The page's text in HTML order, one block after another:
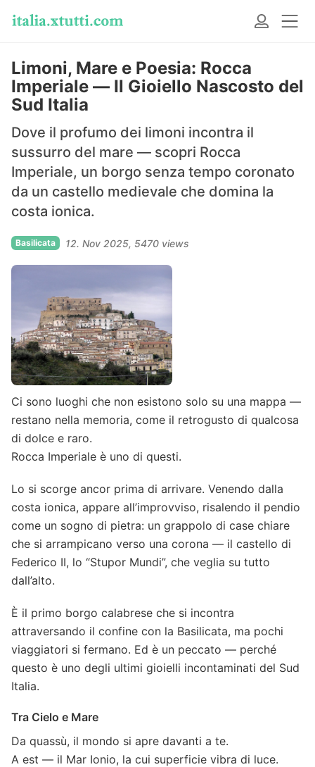
Limoni, Mare e Poesia: Rocca
Imperiale — Il Gioiello Nascosto del
Sud Italia
Dove il profumo dei limoni incontra il
sussurro del mare — scopri Rocca
Imperiale, un borgo senza tempo coronato
da un castello medievale che domina la
costa ionica.
Basilicata 12. Nov 2025 5470 views
Ci sono luoghi che non esistono solo su una mappa —
restano nella memoria, come il retrogusto di qualcosa
di dolce e raro.
Rocca Imperiale è uno di questi.
Lo si scorge ancor prima di arrivare. Venendo dalla
costa ionica, appare all’improvviso, risalendo il pendio
come un sogno di pietra: un grappolo di case chiare
che si arrampicano verso una corona — il castello di
Federico II, lo “Stupor Mundi”, che veglia su tutto
dall’alto.
È il primo borgo calabrese che si incontra
attraversando il confine con la Basilicata, ma pochi
viaggiatori si fermano. Ed è un peccato — perché
questo è uno degli ultimi gioielli incontaminati del Sud
Italia.
Tra Cielo e Mare
Da quassù, il mondo si apre davanti a te.
A est — il Mar Ionio, la cui superficie vibra di luce.